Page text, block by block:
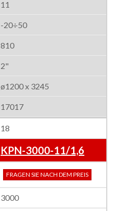
11
-20÷50
810
2"
ø1200 x 3245
17017
18
KPN-3000-11/1,6
FRAGEN SIE NACH DEM PREIS
3000